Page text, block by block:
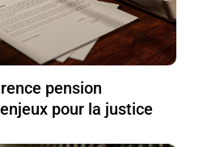
pension
pour la justice